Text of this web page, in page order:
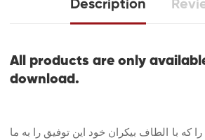
Description
All products are only
download.
که با الطاف بیکران خود این توفیق را به ما